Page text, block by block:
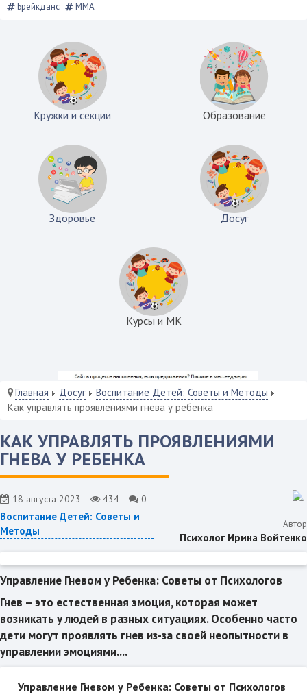
Брейкданс
ММА
Кружки и секции Образование
Здоровье Досуг
Курсы и МК
Главная Досуг
Воспитание Детей: Советы и Методы
Как управлять проявлениями гнева у ребенка
КАК УПРАВЛЯТЬ ПРОЯВЛЕНИЯМИ
ГНЕВА У РЕБЕНКА
18 августа 2023 434 0
Воспитание Детей: Советы и
Методы
Автор
Психолог Ирина Войтенко
Управление Гневом у Ребенка: Советы от Психологов
Гнев – это естественная эмоция, которая может
возникать у людей в разных ситуациях. Особенно часто
дети могут проявлять гнев из-за своей неопытности в
управлении эмоциями....
Управление Гневом у Ребенка: Советы от Психологов